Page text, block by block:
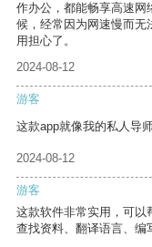
作办公，都能畅享高速网
候，经常因为网速慢而无
用担心了。
2024-08-12
游客
这款app就像我的私人导
2024-08-12
游客
这款软件非常实用，可以
查找资料、翻译语言、编